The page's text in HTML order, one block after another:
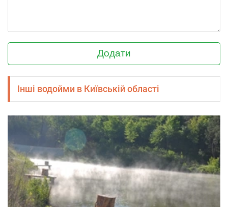
Додати
Інші водойми в Київській області